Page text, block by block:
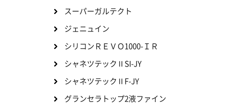
スーパーガルテクト
ジェニュイン
シリコンＲＥＶＯ1000-ＩＲ
シャネツテックⅡSI-JY
シャネツテックⅡF-JY
グランセラトップ2液ファイン